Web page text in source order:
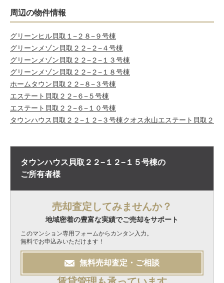
周辺の物件情報
グリーンヒル貝取１−２８−９号棟
グリーンメゾン貝取２２−２−４号棟
グリーンメゾン貝取２２−２−１３号棟
グリーンメゾン貝取２２−２−１８号棟
ホームタウン貝取２２−８−３号棟
エステート貝取２２−６−５号棟
エステート貝取２２−６−１０号棟
タウンハウス貝取２２−１２−３号棟クオス永山エステート貝取２
タウンハウス貝取２２−１２−１５号棟の
ご所有者様
売却査定してみませんか？
地域密着の豊富な実績でご売却をサポート
このマンション専用フォームからカンタン入力。
無料でお申込みいただけます！
無料売却査定・ご相談